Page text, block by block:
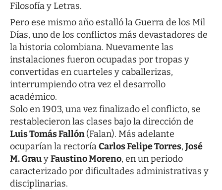
Filosofía y Letras.
Pero ese mismo año estalló la Guerra de los Mil
Días, uno de los conflictos más devastadores de
la historia colombiana. Nuevamente las
instalaciones fueron ocupadas por tropas y
convertidas en cuarteles y caballerizas,
interrumpiendo otra vez el desarrollo
académico.
Solo en 1903, una vez finalizado el conflicto, se
restablecieron las clases bajo la dirección de
Luis Tomás Fallón(Falan). Más adelante
ocuparían la rectoríaCarlos Felipe Torres, José
M. GrauyFaustino Moreno, en un periodo
caracterizado por dificultades administrativas y
disciplinarias.